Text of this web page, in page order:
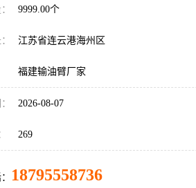
9999.00个
江苏省连云港海州区
福建输油臂厂家
2026-08-07
269
18795558736